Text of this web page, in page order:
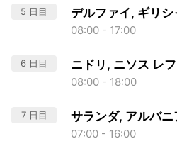
5 日目 デルファイ, ギリシ
08:00 - 17:00
6 日目 ニドリ, ニソス レ
08:00 - 18:00
7 日目 サランダ, アルバニ
07:00 - 16:00